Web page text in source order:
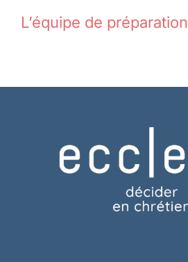
L’équipe de préparation